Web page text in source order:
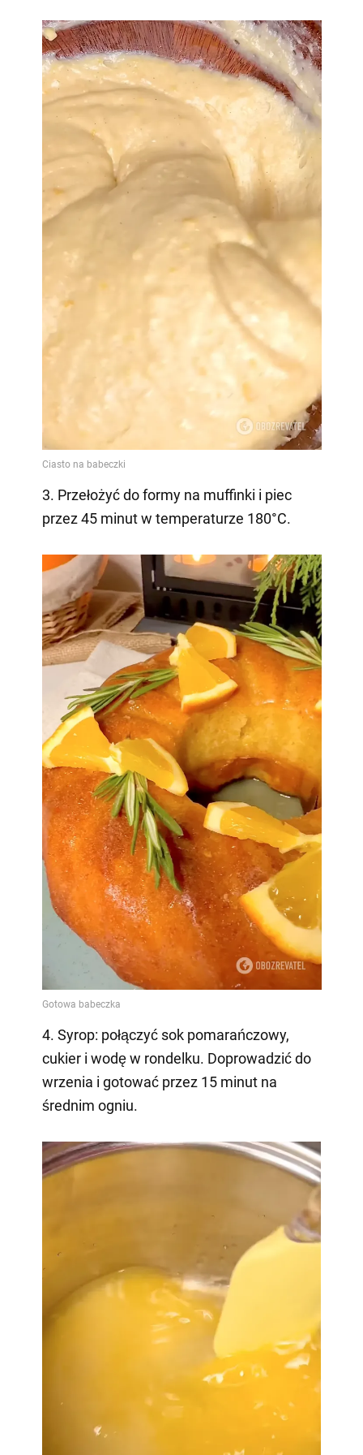
3. Przełożyć do formy na muffinki i piec
przez 45 minut w temperaturze 180°C.
4. Syrop: połączyć sok pomarańczowy,
cukier i wodę w rondelku. Doprowadzić do
wrzenia i gotować przez 15 minut na
średnim ogniu.